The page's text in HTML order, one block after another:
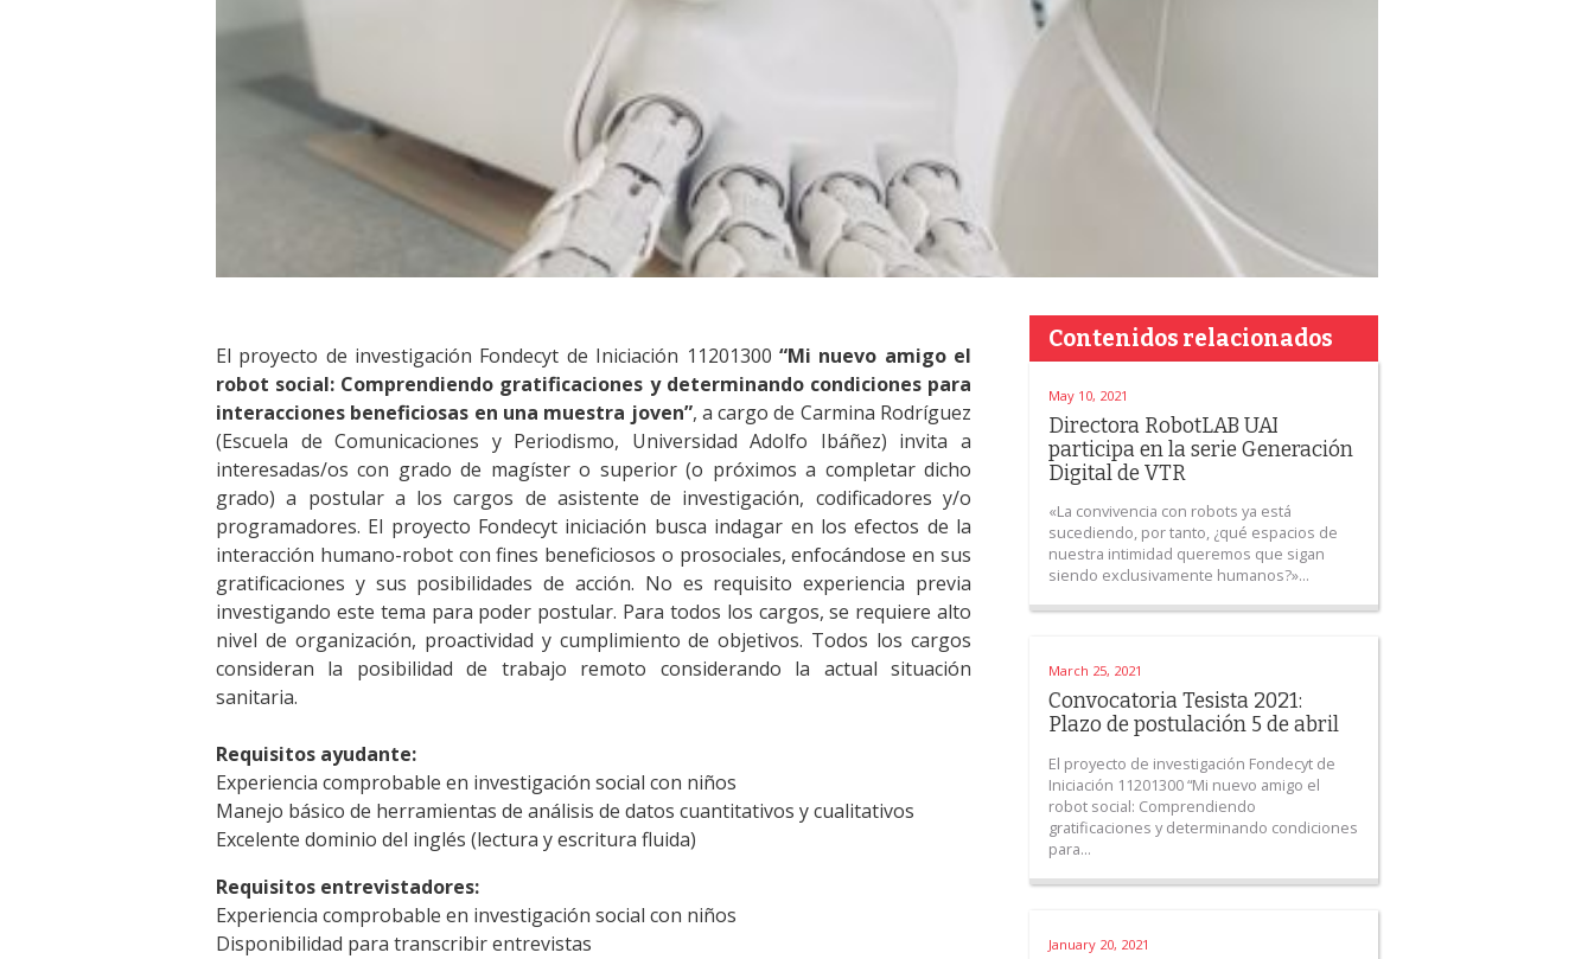
El proyecto de investigación Fondecyt de Iniciación 11201300 “Mi nuevo amigo el
robot social: Comprendiendo gratificaciones y determinando condiciones para
interacciones beneficiosas en una muestra joven”, a cargo de Carmina Rodríguez
(Escuela de Comunicaciones y Periodismo, Universidad Adolfo Ibáñez) invita a
interesadas/os con grado de magíster o superior (o próximos a completar dicho
grado) a postular a los cargos de asistente de investigación, codificadores y/o
programadores. El proyecto Fondecyt iniciación busca indagar en los efectos de la
interacción humano-robot con fines beneficiosos o prosociales, enfocándose en sus
gratificaciones y sus posibilidades de acción. No es requisito experiencia previa
investigando este tema para poder postular. Para todos los cargos, se requiere alto
nivel de organización, proactividad y cumplimiento de objetivos. Todos los cargos
consideran la posibilidad de trabajo remoto considerando la actual situación
sanitaria.
Requisitos ayudante:
Experiencia comprobable en investigación social con niños
Manejo básico de herramientas de análisis de datos cuantitativos y cualitativos
Excelente dominio del inglés (lectura y escritura fluida)
Requisitos entrevistadores:
Experiencia comprobable en investigación social con niños
Disponibilidad para transcribir entrevistas
Contenidos relacionados
May 10, 2021
Directora RobotLAB UAI
participa en la serie Generación
Digital de VTR
«La convivencia con robots ya está
sucediendo, por tanto, ¿qué espacios de
nuestra intimidad queremos que sigan
siendo exclusivamente humanos?»...
March 25, 2021
Convocatoria Tesista 2021:
Plazo de postulación 5 de abril
El proyecto de investigación Fondecyt de
Iniciación 11201300 “Mi nuevo amigo el
robot social: Comprendiendo
gratificaciones y determinando condiciones
para...
January 20, 2021